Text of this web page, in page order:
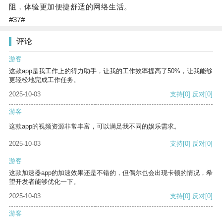
阻，体验更加便捷舒适的网络生活。
#37#
评论
游客
这款app是我工作上的得力助手，让我的工作效率提高了50%，让我能够
更轻松地完成工作任务。
2025-10-03
支持[0] 反对[0]
游客
这款app的视频资源非常丰富，可以满足我不同的娱乐需求。
2025-10-03 支持[0] 反对[0]
游客
这款加速器app的加速效果还是不错的，但偶尔也会出现卡顿的情况，希
望开发者能够优化一下。
2025-10-03
支持[0] 反对[0]
游客